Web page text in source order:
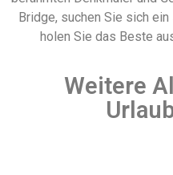
Bridge, suchen Sie sich
holen Sie das Beste
Weitere